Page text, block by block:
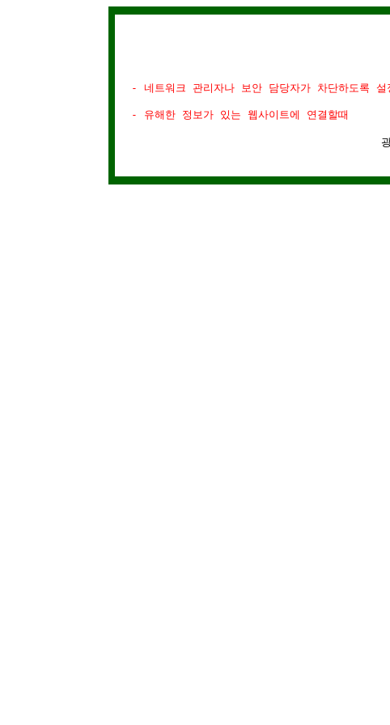
- 네트워크 관리자나 보안 담당자가 차단하도록 설
- 유해한 정보가 있는 웹사이트에 연결할때